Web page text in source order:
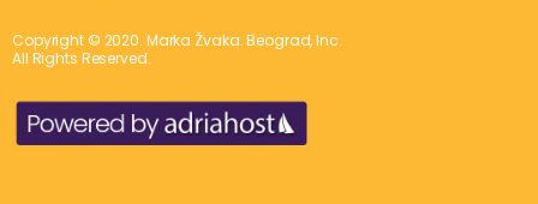
Copyright © 2020. Marka Žvaka. Beograd, Inc.
All Rights Reserved.